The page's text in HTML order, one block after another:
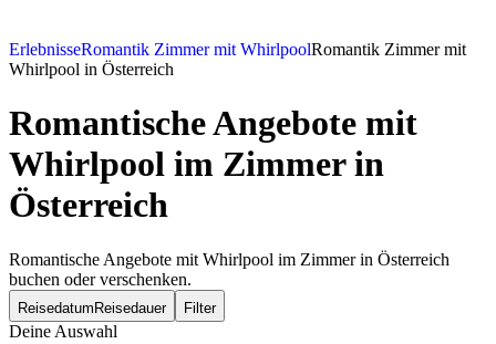
ErlebnisseRomantik Zimmer mit WhirlpoolRomantik Zimmer mit
Whirlpool in Österreich
Romantische Angebote mit
Whirlpool im Zimmer in
Österreich
Romantische Angebote mit Whirlpool im Zimmer in Österreich
buchen oder verschenken.
Reisedatum Reisedauer Filter
Deine Auswahl